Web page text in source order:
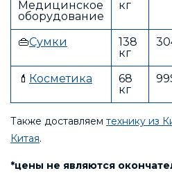
Медицинское
оборудование
кг
👜Сумки
138
кг
💄 Косметика
68
кг
Также доставляем технику из
Китая.
*цены не являются